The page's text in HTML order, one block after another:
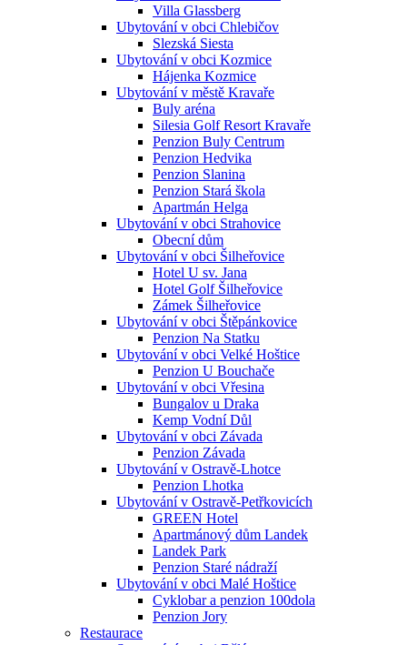
Villa Glassberg
Ubytování v obci Chlebičov
Slezská Siesta
Ubytování v obci Kozmice
Hájenka Kozmice
Ubytování v městě Kravaře
Buly aréna
Silesia Golf Resort Kravaře
Penzion Buly Centrum
Penzion Hedvika
Penzion Slanina
Penzion Stará škola
Apartmán Helga
Ubytování v obci Strahovice
Obecní dům
Ubytování v obci Šilheřovice
Hotel U sv. Jana
Hotel Golf Šilheřovice
Zámek Šilheřovice
Ubytování v obci Štěpánkovice
Penzion Na Statku
Ubytování v obci Velké Hoštice
Penzion U Bouchače
Ubytování v obci Vřesina
Bungalov u Draka
Kemp Vodní Důl
Ubytování v obci Závada
Penzion Závada
Ubytování v Ostravě-Lhotce
Penzion Lhotka
Ubytování v Ostravě-Petřkovicích
GREEN Hotel
Apartmánový dům Landek
Landek Park
Penzion Staré nádraží
Ubytování v obci Malé Hoštice
Cyklobar a penzion 100dola
Penzion Jory
Restaurace